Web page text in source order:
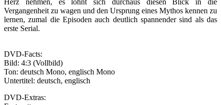
Herz nehmen, es lohnt sich durchaus diesen Blick in die
Vergangenheit zu wagen und den Ursprung eines Mythos kennen zu
lernen, zumal die Episoden auch deutlich spannender sind als das
erste Serial.
DVD-Facts:
Bild: 4:3 (Vollbild)
Ton: deutsch Mono, englisch Mono
Untertitel: deutsch, englisch
DVD-Extras: